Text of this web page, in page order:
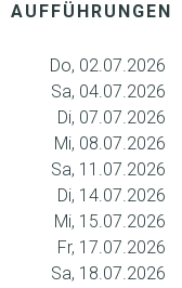
AUFFÜHRUNGEN
Do, 02.07.2026
Sa, 04.07.2026
Di, 07.07.2026
Mi, 08.07.2026
Sa, 11.07.2026
Di, 14.07.2026
Mi, 15.07.2026
Fr, 17.07.2026
Sa, 18.07.2026